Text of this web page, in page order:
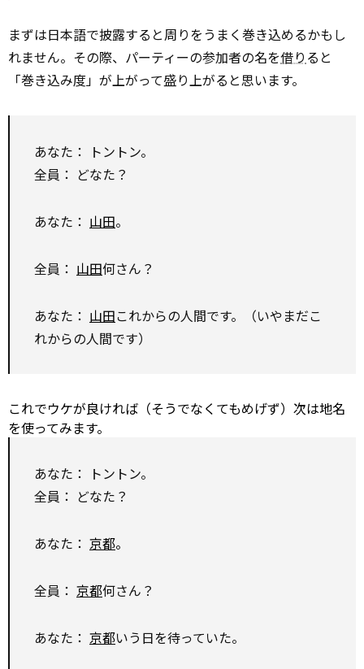
まずは日本語で披露すると周りをうまく巻き込めるかもし
れません。その際、パーティーの参加者の名を借り ると
「巻き込み度」が上がって盛り上がると思います。
あなた： トントン。
全員： どなた？
あなた： 山田。
全員： 山田何さん？
あなた： 山田これからの人間です。（いやまだこ
れからの人間です）
これでウケが良ければ（そうでなくてもめげず）次は地名
を使ってみます。
あなた： トントン。
全員： どなた？
あなた： 京都。
全員： 京都何さん？
あなた： 京都いう日を待っていた。